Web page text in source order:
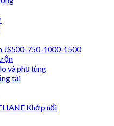
JS500-750-1000-1500
và phụ tùng
tải
Khớp nối